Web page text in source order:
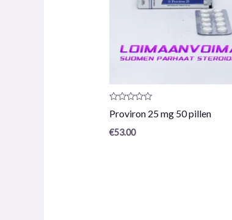
0
5
Proviron 25 mg 50 pillen
€53.00